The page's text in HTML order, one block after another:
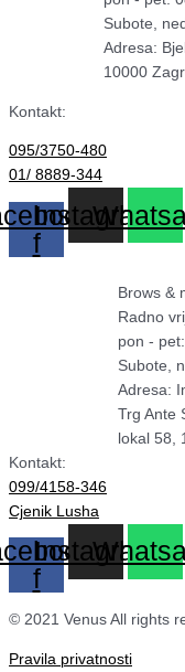
Subote,
Adresa:
10000
Kontakt:
095/3750-480
01/ 8889-344
f
Instagram
Brows &
Radno
pon -
Subote,
Adresa:
Trg Ante
lokal 58,
Kontakt:
099/4158-346
Cjenik Lusha
f
Instagram
© 2021 Venus All rights
Pravila privatnosti